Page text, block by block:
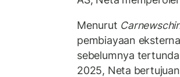
Menurut
pembiayaan
sebelumnya
2025, Neta